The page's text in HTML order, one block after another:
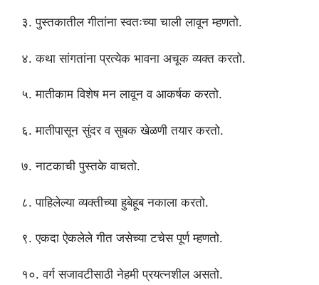
३. पुस्तकातील गीतांना स्वतःच्या चाली लावून म्हणतो.
४. कथा सांगतांना प्रत्येक भावना अचूक व्यक्त करतो.
५. मातीकाम विशेष मन लावून व आकर्षक करतो.
६. मातीपासून सुंदर व सुबक खेळणी तयार करतो.
७. नाटकाची पुस्तके वाचतो.
८. पाहिलेल्या व्यक्तीच्या हुबेहूब नकाला करतो.
९. एकदा ऐकलेले गीत जसेच्या टचेस पूर्ण म्हणतो.
१०. वर्ग सजावटीसाठी नेहमी प्रयत्नशील असतो.